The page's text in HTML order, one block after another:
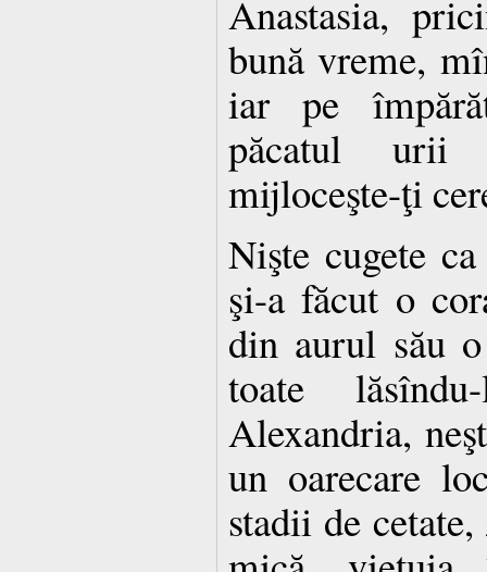
Anastasia,
bună vreme,
iar pe
păcatul urii
mijloceşte-ţi
Nişte cugete
şi-a făcut o
din aurul său
toate
Alexandria,
un oarecare
stadii de